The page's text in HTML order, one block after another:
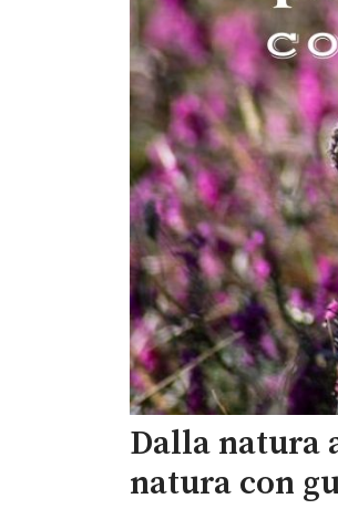
Dalla natura
natura con